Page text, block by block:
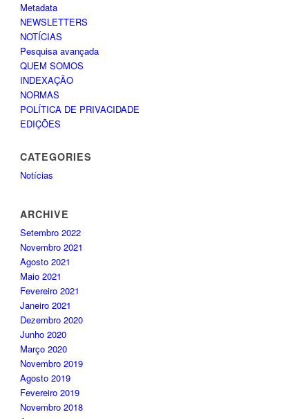
Metadata
NEWSLETTERS
NOTÍCIAS
Pesquisa avançada
QUEM SOMOS
INDEXAÇÃO
NORMAS
POLÍTICA DE PRIVACIDADE
EDIÇÕES
CATEGORIES
Notícias
ARCHIVE
Setembro 2022
Novembro 2021
Agosto 2021
Maio 2021
Fevereiro 2021
Janeiro 2021
Dezembro 2020
Junho 2020
Março 2020
Novembro 2019
Agosto 2019
Fevereiro 2019
Novembro 2018